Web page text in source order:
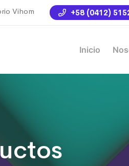
Vihom +58 (0412)
Inicio